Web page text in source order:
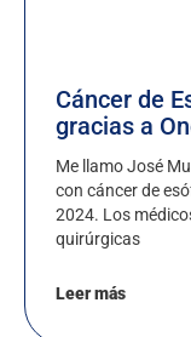
Cáncer de
gracias a
Me llamo José
con cáncer de
2024. Los
quirúrgicas
Leer más